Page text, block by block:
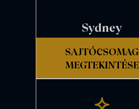
Sydney
SAJTÓCSOMAG
MEGTEKINTÉSE